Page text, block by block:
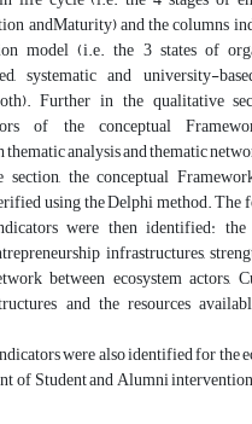
andMaturity) and the columns
model (i.e. the 3 states of
systematic and university-
Further in the qualitative
of the conceptual
analysis and thematic
the conceptual
using the Delphi method.
were then identified:
infrastructures,
between ecosystem actors,
and the resources
were also identified for the
of Student and Alumni